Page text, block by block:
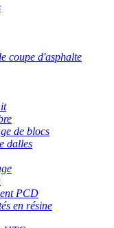
coupe d'asphalte
de blocs
dalles
PCD
en résine